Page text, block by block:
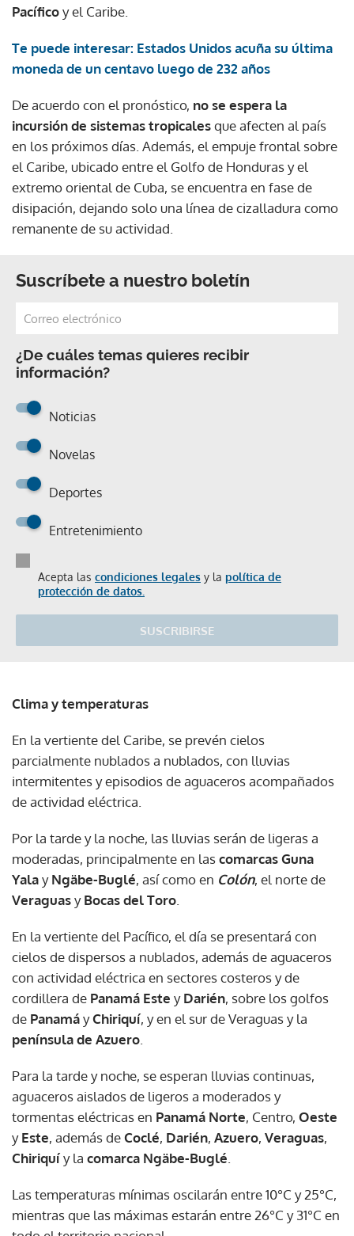
Pacíficoy el Caribe.
Te puede interesar: Estados Unidos acuña su última
moneda de un centavo luego de 232 años
De acuerdo con el pronóstico, no se espera la
incursión de sistemas tropicalesque afecten al país
en los próximos días. Además, el empuje frontal sobre
el Caribe, ubicado entre el Golfo de Honduras y el
extremo oriental de Cuba, se encuentra en fase de
disipación, dejando solo una línea de cizalladura como
remanente de su actividad.
Suscríbete a nuestro boletín
¿De cuáles temas quieres recibir
información?
Noticias
Novelas
Deportes
Entretenimiento
Acepta las condiciones legales y la política de
protección de datos.
SUSCRIBIRSE
Clima y temperaturas
En la vertiente del Caribe, se prevén cielos
parcialmente nublados a nublados, con lluvias
intermitentes y episodios de aguaceros acompañados
de actividad eléctrica.
Por la tarde y la noche, las lluvias serán de ligeras a
moderadas, principalmente en lascomarcas Guna
YalayNgäbe-Buglé, así como en Colón, el norte de
VeraguasyBocas del Toro
En la vertiente del Pacífico, el día se presentará con
cielos de dispersos a nublados, además de aguaceros
con actividad eléctrica en sectores costeros y de
cordillera de Panamá Este yDarién, sobre los golfos
de PanamáyChiriquí, y en el sur de Veraguas y la
península de Azuero
Para la tarde y noche, se esperan lluvias continuas,
aguaceros aislados de ligeros a moderados y
tormentas eléctricas en Panamá Norte, Centro, Oeste
yEste, además deCoclé, Darién, Azuero, Veraguas,
Chiriquíy la comarca Ngäbe-Buglé
Las temperaturas mínimas oscilarán entre 10°C y 25°C,
mientras que las máximas estarán entre 26°C y 31°C en